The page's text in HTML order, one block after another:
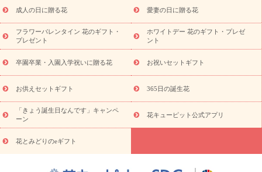
蘭・花鉢
ミディ胡蝶蘭・お祝い ミディ胡蝶蘭・お供え
の青色胡蝶蘭
観葉植物 観葉植物 産直多肉植物
プリザーブ
ドフラワー
お祝い お供え・お悔やみ 花とセットギフト
ミオーダー
プチギフト（hanamore -ハナモア-）
花とみどりの
eギフト
花キューピットのeGfit カラー ピンク
レンジ
レッド お花の種類 バラ ユリ トルコキキョウ
予
算から探す
お祝い お祝い・3000円～ お祝い・
お祝い・5000円～ お祝い・7000円～ お祝い・10000円～
お供え・お悔やみ
お供え・お悔やみ・3000円～
お供え・お
悔やみ・5000円～ お供え・お悔やみ・7000円～
お供え・お悔
やみ・10000円～
365日の誕生花カレンダー
開店・開業祝
お祝いを贈るときのマナー・
成人の日に贈る花 愛妻の日に贈る花
フラワーバレンタイン 花のギフト・
プレゼント
ホワイトデー 花のギフト・プレゼ
ント
卒園卒業・入園入学祝いに贈る花 お祝いセットギフト
お供えセットギフト 365日の誕生花
「きょう誕生日なんです」キャンペ
ーン
花キューピット公式アプリ
花とみどりのeギフト